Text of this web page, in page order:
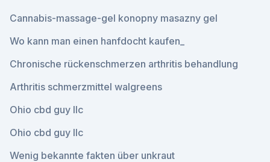
Cannabis-massage-gel konopny masazny gel
Wo kann man einen hanfdocht kaufen_
Chronische rückenschmerzen arthritis behandlung
Arthritis schmerzmittel walgreens
Ohio cbd guy llc
Ohio cbd guy llc
Wenig bekannte fakten über unkraut